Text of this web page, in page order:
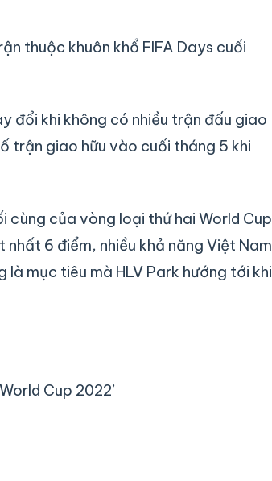
thuộc khuôn khổ FIFA Days cuối
đổi khi không có nhiều trận đấu giao
trận giao hữu vào cuối tháng 5 khi
cùng của vòng loại thứ hai World Cup
6 điểm, nhiều khả năng Việt Nam
mục tiêu mà HLV Park hướng tới khi
Cup 2022’